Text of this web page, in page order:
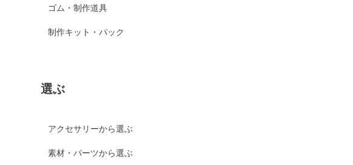
ゴム・制作道具
制作キット・パック
選ぶ
アクセサリーから選ぶ
素材・パーツから選ぶ